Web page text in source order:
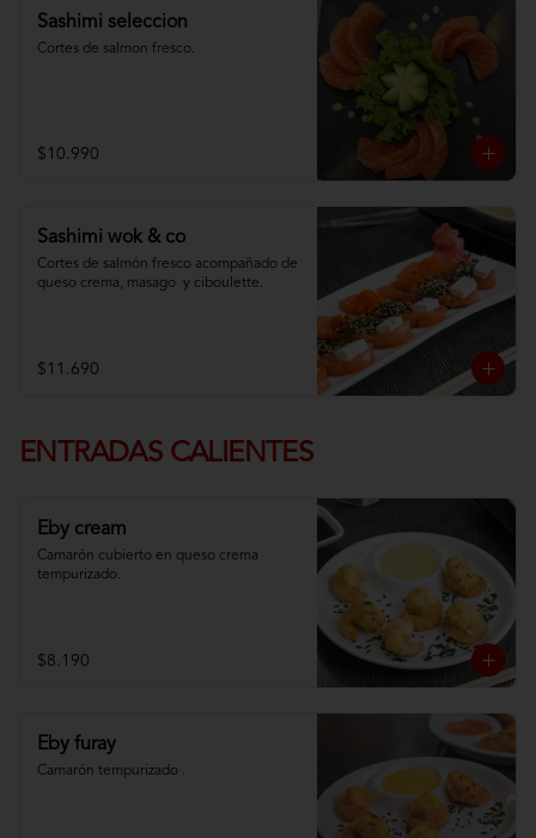
Sashimi seleccion
Cortes de salmon fresco.
$10.990
Sashimi wok & co
Cortes de salmón fresco acompañado de
queso crema, masago  y ciboulette.
$11.690
ENTRADAS CALIENTES
Eby cream
Camarón cubierto en queso crema
tempurizado.
$8.190
Eby furay
Camarón tempurizado .